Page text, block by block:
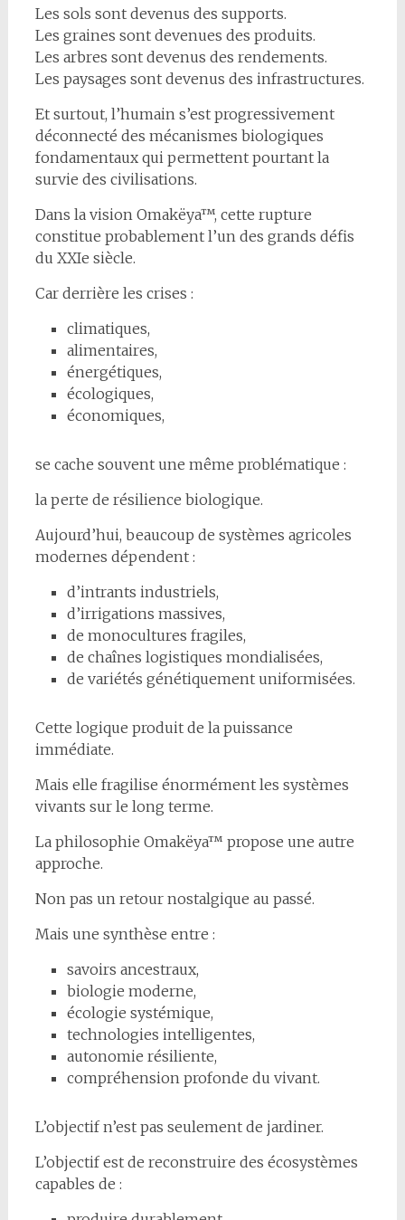
Les sols sont devenus des supports.
Les graines sont devenues des produits.
Les arbres sont devenus des rendements.
Les paysages sont devenus des infrastructures.
Et surtout, l’humain s’est progressivement
déconnecté des mécanismes biologiques
fondamentaux qui permettent pourtant la
survie des civilisations.
Dans la vision Omakëya™, cette rupture
constitue probablement l’un des grands défis
du XXIe siècle.
Car derrière les crises :
climatiques,
alimentaires,
énergétiques,
écologiques,
économiques,
se cache souvent une même problématique :
la perte de résilience biologique.
Aujourd’hui, beaucoup de systèmes agricoles
modernes dépendent :
d’intrants industriels,
d’irrigations massives,
de monocultures fragiles,
de chaînes logistiques mondialisées,
de variétés génétiquement uniformisées.
Cette logique produit de la puissance
immédiate.
Mais elle fragilise énormément les systèmes
vivants sur le long terme.
La philosophie Omakëya™ propose une autre
approche.
Non pas un retour nostalgique au passé.
Mais une synthèse entre :
savoirs ancestraux,
biologie moderne,
écologie systémique,
technologies intelligentes,
autonomie résiliente,
compréhension profonde du vivant.
L’objectif n’est pas seulement de jardiner.
L’objectif est de reconstruire des écosystèmes
capables de :